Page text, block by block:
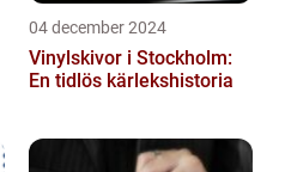
04 december 2024
Vinylskivor i Stockholm:
En tidlös kärlekshistoria